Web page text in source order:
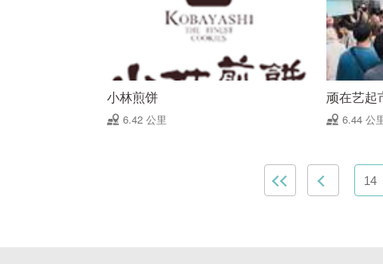
小林煎饼
6.42 公里
顽在艺起
6.44 公
14